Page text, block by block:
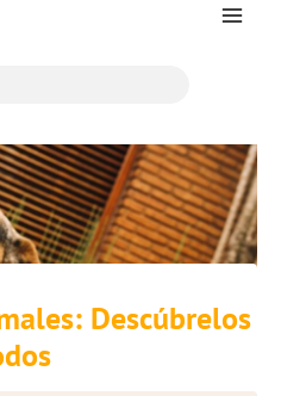
Descúbrelos